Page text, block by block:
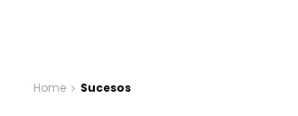
Home Sucesos